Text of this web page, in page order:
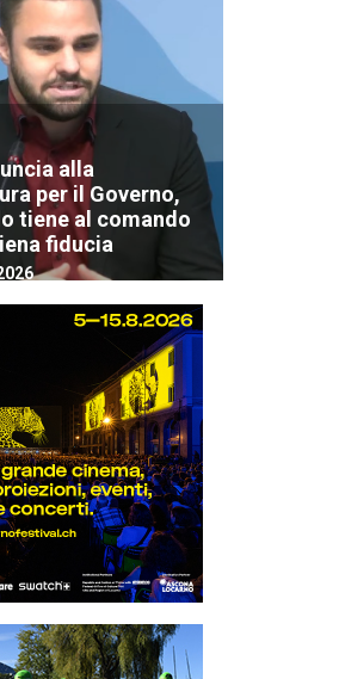
alla
per il Governo,
tiene al comando
fiducia